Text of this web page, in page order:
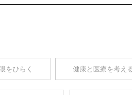
をひらく 健康と医療を考え